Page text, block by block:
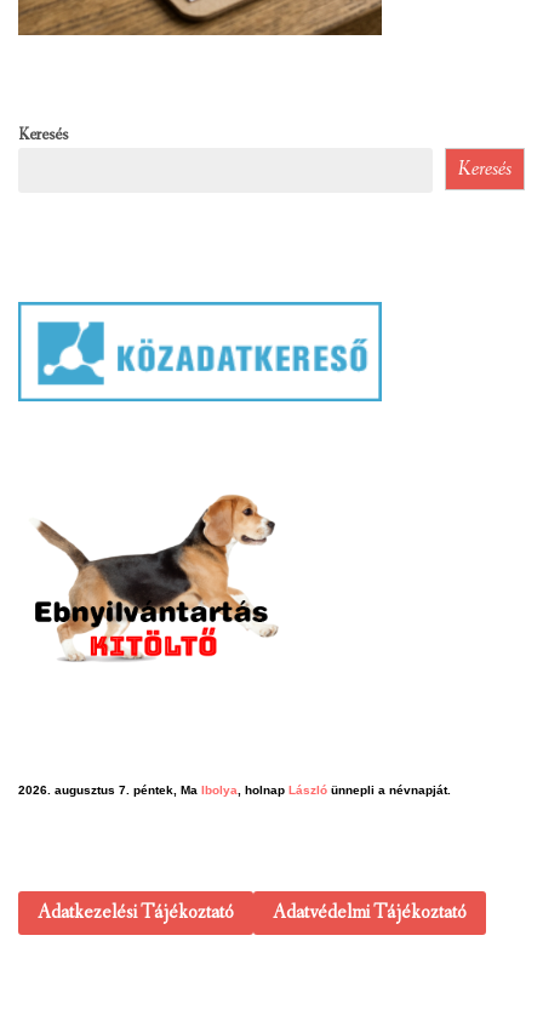
Keresés
Keresés
2026. augusztus 7. péntek, Ma Ibolya, holnap László ünnepli a névnapját.
Adatkezelési Tájékoztató Adatvédelmi Tájékoztató